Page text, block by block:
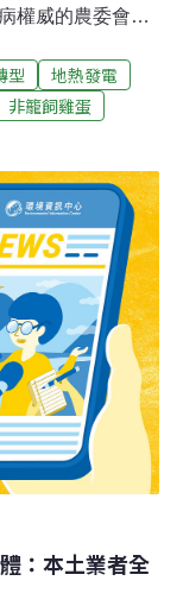
權威的農委會副
發現過，傳播途
測到猴痘病毒，
報報導）海保署
域 海洋保育署
並在其身上裝設
後裝設衛星發報
赤蠵龜在台灣周
型
地熱發電
非籠飼雞蛋
：本土業者全